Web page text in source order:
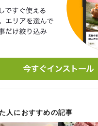
人におすすめの記事